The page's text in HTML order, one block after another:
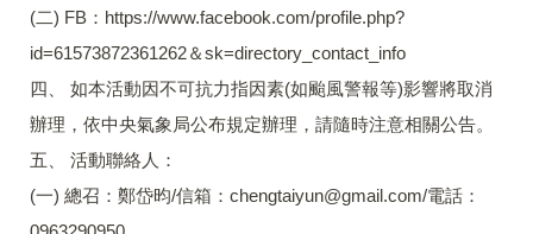
(二) FB：https://www.facebook.com/profile.php?
id=61573872361262＆sk=directory_contact_info
四、 如本活動因不可抗力指因素(如颱風警報等)影響將取消
辦理，依中央氣象局公布規定辦理，請隨時注意相關公告。
五、 活動聯絡人：
(一) 總召：鄭岱昀/信箱：chengtaiyun@gmail.com/電話：